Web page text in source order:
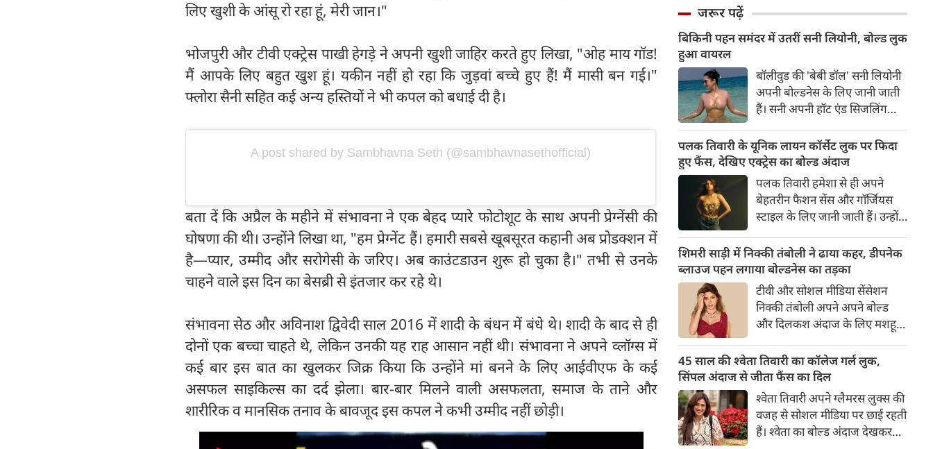
लिए खुशी के आंसू रो रहा हूं, मेरी जान।"
भोजपुरी और टीवी एक्ट्रेस पाखी हेगड़े ने अपनी खुशी जाहिर करते हुए लिखा, "ओह माय गॉड!
मैं आपके लिए बहुत खुश हूं। यकीन नहीं हो रहा कि जुड़वां बच्चे हुए हैं! मैं मासी बन गई।"
फ्लोरा सैनी सहित कई अन्य हस्तियों ने भी कपल को बधाई दी है।
A post shared by Sambhavna Seth (@sambhavnasethofficial)
बता दें कि अप्रैल के महीने में संभावना ने एक बेहद प्यारे फोटोशूट के साथ अपनी प्रेग्नेंसी की
घोषणा की थी। उन्होंने लिखा था, "हम प्रेग्नेंट हैं। हमारी सबसे खूबसूरत कहानी अब प्रोडक्शन में
है—प्यार, उम्मीद और सरोगेसी के जरिए। अब काउंटडाउन शुरू हो चुका है।" तभी से उनके
चाहने वाले इस दिन का बेसब्री से इंतजार कर रहे थे।
संभावना सेठ और अविनाश द्विवेदी साल 2016 में शादी के बंधन में बंधे थे। शादी के बाद से ही
दोनों एक बच्चा चाहते थे, लेकिन उनकी यह राह आसान नहीं थी। संभावना ने अपने व्लॉग्स में
कई बार इस बात का खुलकर जिक्र किया कि उन्होंने मां बनने के लिए आईवीएफ के कई
असफल साइकिल्स का दर्द झेला। बार-बार मिलने वाली असफलता, समाज के ताने और
शारीरिक व मानसिक तनाव के बावजूद इस कपल ने कभी उम्मीद नहीं छोड़ी।
जरूर पढ़ें
बिकिनी पहन समंदर में उतरीं सनी लियोनी, बोल्ड लुक
हुआ वायरल
बॉलीवुड की 'बेबी डॉल' सनी लियोनी
अपनी बोल्डनेस के लिए जानी जाती
हैं। सनी अपनी हॉट एंड सिजलिंग
रहती हैं। फैंस सनी लियोनी की तस्वीरों
का बेसब्री से इंतजार करते हैं। इस बार
सनी लियोनी ने मालदीव वेकेशन से
अपनी कुछ बोल्ड तस्वीरें शेयर की है।
पलक तिवारी के यूनिक लायन कॉर्सेट लुक पर फिदा
हुए फैंस, देखिए एक्ट्रेस का बोल्ड अंदाज
पलक तिवारी हमेशा से ही अपने
बेहतरीन फैशन सेंस और गॉर्जियस
स्टाइल के लिए जानी जाती हैं। उन्होंने
फिर फैंस का दिल जीत लिया है।
पलक ने एक बेहद यूनीक और
स्टाइलिश गोल्डन कॉर्सेट टॉप में
अपनी कुछ तस्वीरें शेयर की है।
शिमरी साड़ी में निक्की तंबोली ने ढाया कहर, डीपनेक
ब्लाउज पहन लगाया बोल्डनेस का तड़का
टीवी और सोशल मीडिया सेंसेशन
निक्की तंबोली अपने अपने बोल्ड
और दिलकश अंदाज के लिए मशहूर
इंटरनेट पर तहलका मचाती रहती हैं।
इस बार निक्की ने मरून कलर की
साड़ी में अपनी कुछ सुपर सिजलिंग
तस्वीरें शेयर की है। खूबसूरत शिमरी
साड़ी में निक्की की अदाएं देखने
लायक है।
45 साल की श्वेता तिवारी का कॉलेज गर्ल लुक,
सिंपल अंदाज से जीता फैंस का दिल
श्वेता तिवारी अपने ग्लैमरस लुक्स की
वजह से सोशल मीडिया पर छाई रहती
हैं। श्वेता का बोल्ड अंदाज देखकर